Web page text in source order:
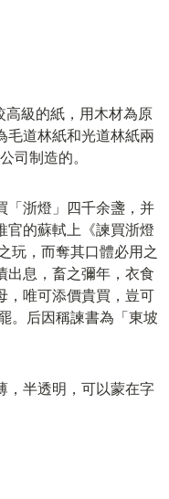
高級的紙，用木材為原
毛道林紙和光道林紙兩
司制造的。
「浙燈」四千余盞，并
官的蘇軾上《諫買浙燈
玩，而奪其口體必用之
出息，畜之彌年，衣食
，唯可添價貴買，豈可
。后因稱諫書為「東坡
，半透明，可以蒙在字